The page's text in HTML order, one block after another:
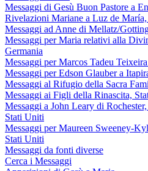
Messaggi di Gesù Buon Pastore a
Rivelazioni Mariane a Luz de
Messaggi ad Anne di Mellatz/
Messaggi per Maria relativi alla
Germania
Messaggi per Marcos Tadeu
Messaggi per Edson Glauber a
Messaggi al Rifugio della Sacra
Messaggi ai Figli della Rinascita,
Messaggi a John Leary di
Stati Uniti
Messaggi per Maureen Sweeney-
Stati Uniti
Messaggi da fonti diverse
Cerca i Messaggi